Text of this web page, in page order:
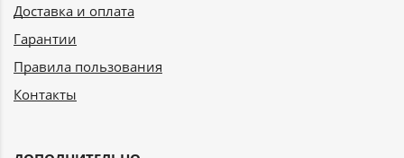
Доставка и оплата
Гарантии
Правила пользования
Контакты